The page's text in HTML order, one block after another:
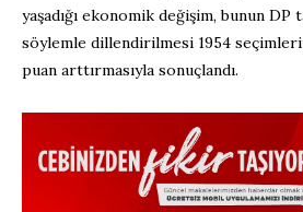
yaşadığı ekonomik değişim, bunun
söylemle dillendirilmesi 1954
puan arttırmasıyla sonuçlandı.